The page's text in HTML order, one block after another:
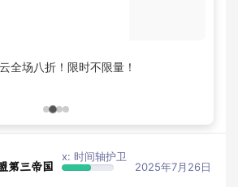
全场八折！限时不限量！
第三帝国
x: 时间轴护卫
2025年7月26日